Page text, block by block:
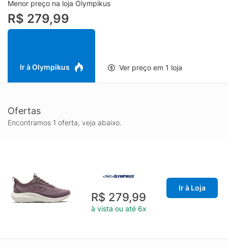
poliéster e EVA com aplicação gráfica. Solado com design
exclusivo e tecnologia ELEVA+, que aprimora a resiliência,
leveza e conforto do modelo.
Menor preço na loja Olympikus
R$ 279,99
Ir à Olympikus Ver preço em 1 loja
Ofertas
Encontramos 1 oferta, veja abaixo.
R$ 279,99
à vista ou até 6x
Ir à Loja